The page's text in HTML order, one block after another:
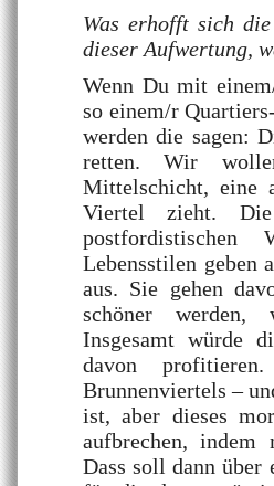
Was erhofft sich
dieser Aufwertung,
Wenn Du mit
so einem/r
werden die sagen:
retten. Wir
Mittelschicht, eine
Viertel zieht.
postfordistischen
Lebensstilen geben
aus. Sie gehen
schöner werden,
Insgesamt würde
davon
Brunnenviertels –
ist, aber dieses
aufbrechen,
Dass soll dann über